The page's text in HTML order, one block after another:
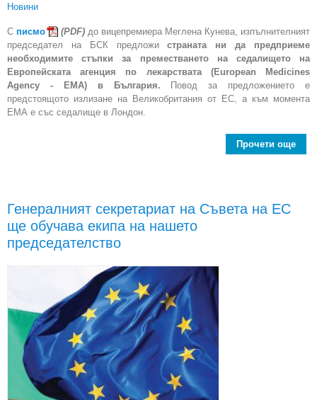
Новини
С писмо (PDF) до вицепремиера Меглена Кунева, изпълнителният
председател на БСК предложистраната ни да предприеме
необходимите стъпки за преместването на седалището на
Европейската агенция по лекарствата (European Medicines
Agency - ЕМА) в България. Повод за предложението е
предстоящото излизане на Великобритания от ЕС, а към момента
ЕМА е със седалище в Лондон.
Прочети още
Генералният секретариат на Съвета на ЕС
ще обучава екипа на нашето
председателство